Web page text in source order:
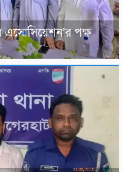
এসোসিয়েশন’র পক্ষ